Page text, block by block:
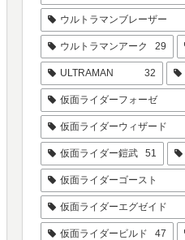
ウルトラマンブレーザー
ウルトラマンアーク 29
ULTRAMAN 32
仮面ライダーフォーゼ
仮面ライダーウィザード
仮面ライダー鎧武 51
仮面ライダーゴースト
仮面ライダーエグゼイド
仮面ライダービルド 47